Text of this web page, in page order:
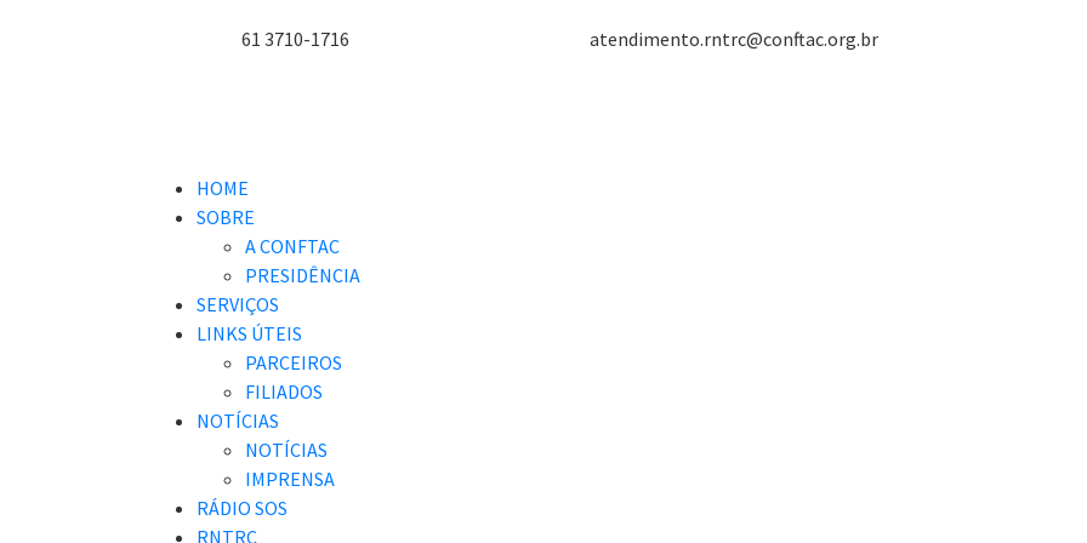
61 3710-1716 atendimento.rntrc@conftac.org.br
HOME
SOBRE
A CONFTAC
PRESIDÊNCIA
SERVIÇOS
LINKS ÚTEIS
PARCEIROS
FILIADOS
NOTÍCIAS
NOTÍCIAS
IMPRENSA
RÁDIO SOS
RNTRC